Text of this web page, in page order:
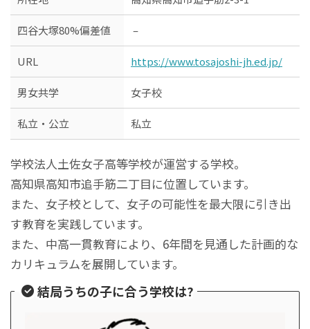
四谷大塚80%偏差値 –
URL https://www.tosajoshi-jh.ed.jp/
男女共学 女子校
私立・公立 私立
学校法人土佐女子高等学校が運営する学校。
高知県高知市追手筋二丁目に位置しています。
また、女子校として、女子の可能性を最大限に引き出
す教育を実践しています。
また、中高一貫教育により、6年間を見通した計画的な
カリキュラムを展開しています。
結局うちの子に合う学校は?